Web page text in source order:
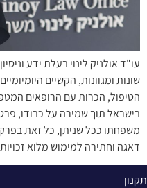
עו"ד אולניק לינוי בעלת ידע
שונות ומגוונות, הקשיים
הטיפול, הכרות עם הרופאים
בישראל תוך שמירה על כבודו,
משפחתו ככל שניתן, כל זאת בפרק
דאגה וחתירה למימוש מלוא
תקנון